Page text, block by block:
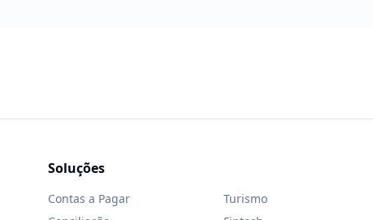
Soluções
Contas a Pagar
Turismo